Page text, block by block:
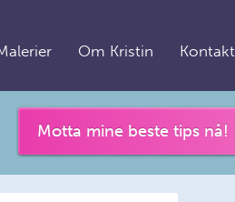
Om Kristin Kontakt
Motta mine beste tips nå!